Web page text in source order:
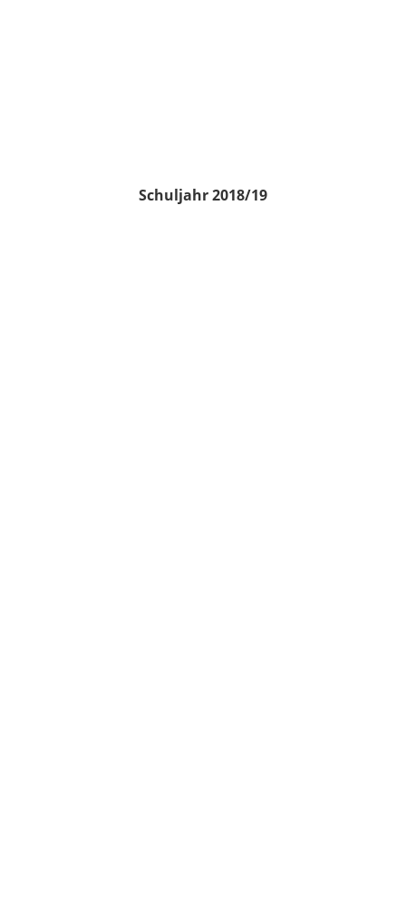
Schuljahr 2018/19